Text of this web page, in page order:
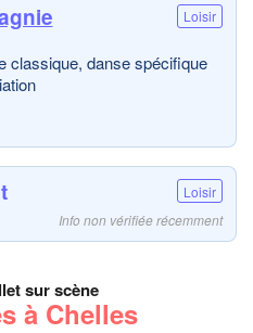
Loisir
classique, danse spécifique
Loisir
Info non vérifiée récemment
sur scène
à Chelles